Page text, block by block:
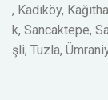
, Kadıköy,
k, Sancaktepe,
şli, Tuzla,